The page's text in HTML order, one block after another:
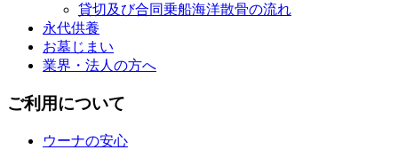
貸切及び合同乗船海洋散骨の流れ
永代供養
お墓じまい
業界・法人の方へ
ご利用について
ウーナの安心